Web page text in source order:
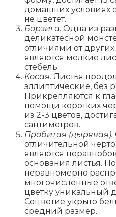
домашних условиях
не цветет.
Борзига. Одна из
деликатесной
отличиями от
являются мелкие
стебель.
Косая. Листья
эллиптические, без
Прикрепляются к
помощи коротких
из 2-3 цветов,
сантиметров.
Пробитая (дырявая).
отличительной
являются
основания листья.
неравномерно
многочисленные
цветку уникальный
Соцветие укрыто
средний размер.